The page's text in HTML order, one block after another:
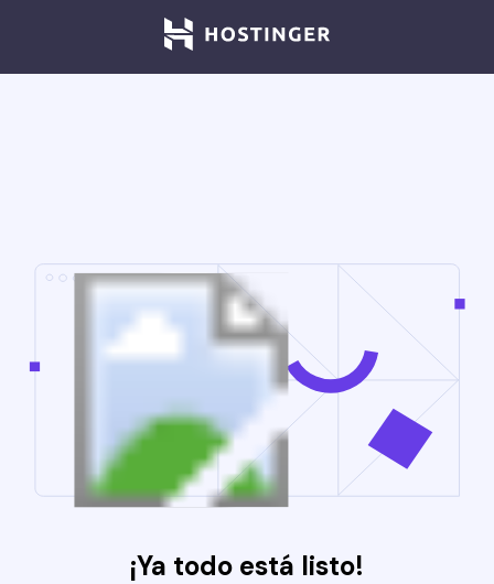
¡Ya todo está listo!